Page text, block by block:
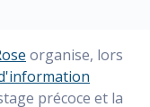
organise, lors
précoce et la